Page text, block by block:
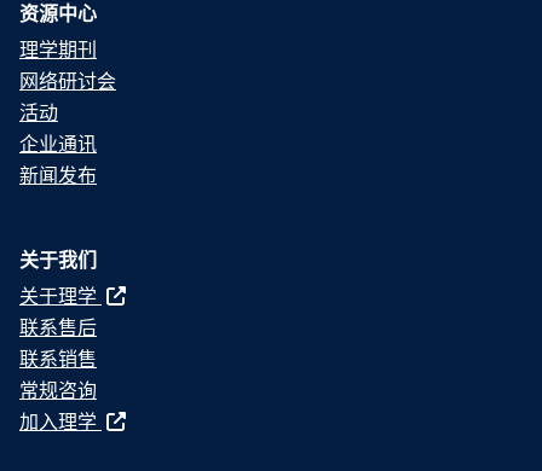
资源中心
理学期刊
网络研讨会
活动
企业通讯
新闻发布
关于我们
关于理学
联系售后
联系销售
常规咨询
加入理学